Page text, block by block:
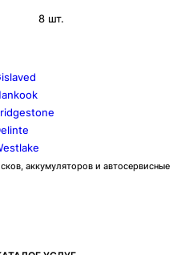
8 шт.
аккумуляторов и автосервисные